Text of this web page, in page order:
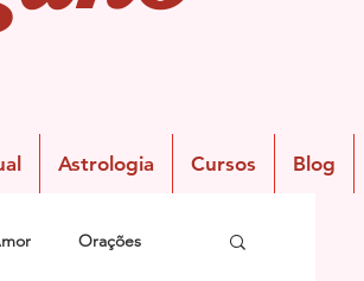
Astrologia Cursos Blog
Orações